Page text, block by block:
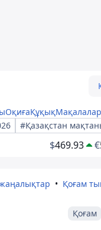
ОқиғаҚұқықМақалалар
#Қазақстан
$469.93 €
Қоғам
Қоғам